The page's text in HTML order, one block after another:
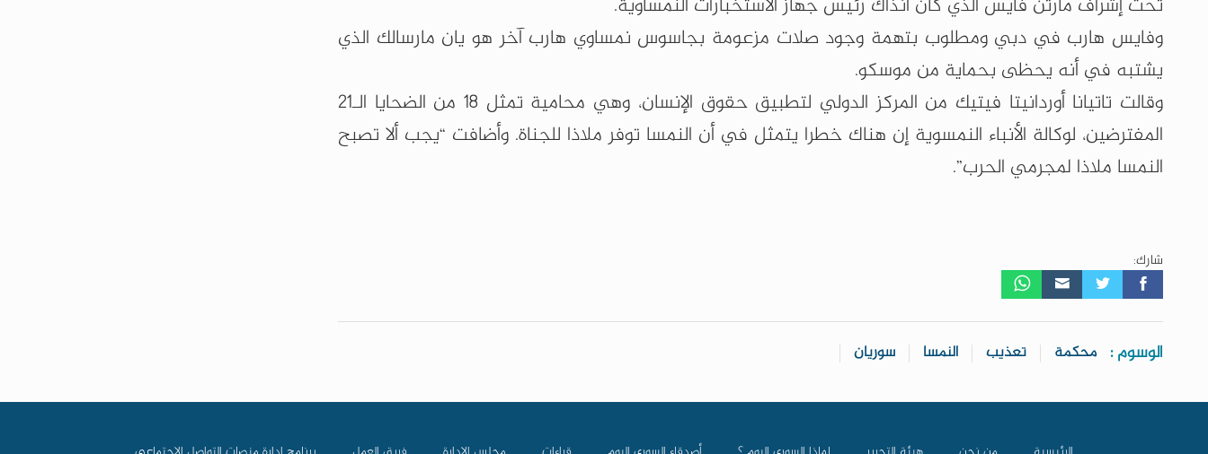
وفايس هارب في دبي ومطلوب بتهمة وجود صلات مزعومة بجاسوس نمساوي هارب آخر هو يان مارسالك الذي
يشتبه في أنه يحظى بحماية من موسكو.
وقالت تاتيانا أوردانيتا فيتيك من المركز الدولي لتطبيق حقوق الإنسان، وهي محامية تمثل 18 من الضحايا الـ21
المفترضين، لوكالة الأنباء النمسوية إن هناك خطرا يتمثل في أن النمسا توفر ملاذا للجناة. وأضافت “يجب ألا تصبح
النمسا ملاذا لمجرمي الحرب”.
شارك:
الوسوم : محكمة تعذيب النمسا سوريان